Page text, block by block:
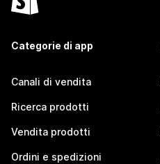
Categorie di app
Canali di vendita
Ricerca prodotti
Vendita prodotti
Ordini e spedizioni